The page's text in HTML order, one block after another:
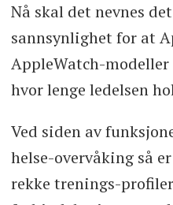
Nå skal det nevnes
sannsynlighet for at
AppleWatch-
hvor lenge ledelsen
Ved siden av
helse-overvåking så
rekke trenings-